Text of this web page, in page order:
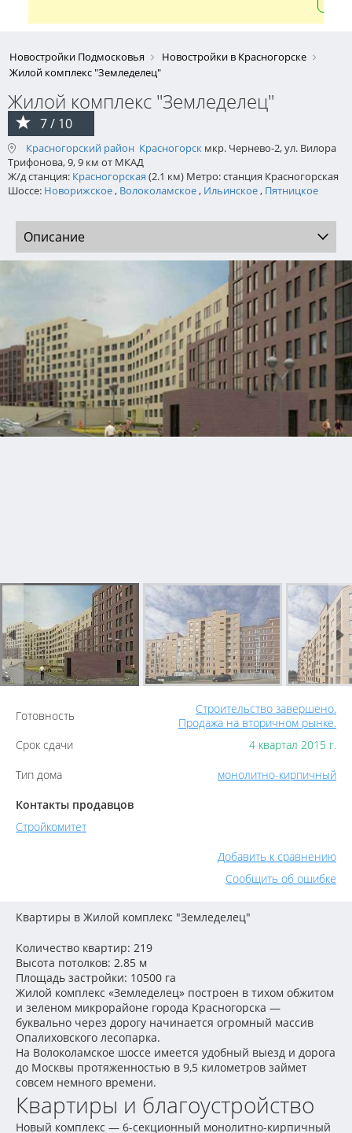
Новостройки Подмосковья
Новостройки в Красногорске
Жилой комплекс "Земледелец"
Жилой комплекс "Земледелец"
7 / 10
Красногорский район Красногорск мкр. Чернево-2, ул. Вилора
Трифонова, 9, 9 км от МКАД
Ж/д станция: Красногорская (2.1 км) Метро: станция Красногорская
Шоссе: Новорижское, Волоколамское, Ильинское, Пятницкое
Описание
Готовность
Строительство завершено.
Продажа на вторичном рынке.
Срок сдачи
4 квартал 2015 г.
Тип дома
монолитно-кирпичный
Контакты продавцов
Стройкомитет
Добавить к сравнению
Сообщить об ошибке
Квартиры в Жилой комплекс "Земледелец"
Количество квартир: 219
Высота потолков: 2.85 м
Площадь застройки: 10500 га
Жилой комплекс «Земледелец» построен в тихом обжитом
и зеленом микрорайоне города Красногорска —
буквально через дорогу начинается огромный массив
Опалиховского лесопарка.
На Волоколамское шоссе имеется удобный выезд и дорога
до Москвы протяженностью в 9,5 километров займет
совсем немного времени.
Квартиры и благоустройство
Новый комплекс — 6-секционный монолитно-кирпичный